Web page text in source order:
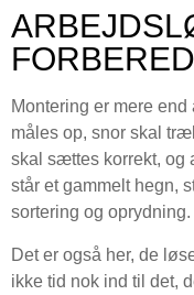
Montering er mere end
måles op, snor skal
skal sættes korrekt, og
står et gammelt hegn,
sortering og oprydning.
Det er også her, de
ikke tid nok ind til det,